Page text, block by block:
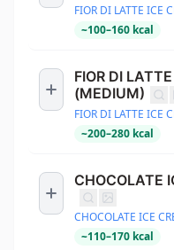
FIOR DI LATTE ICE
~100–160 kcal
FIOR DI
(MEDIUM)
FIOR DI LATTE ICE
~200–280 kcal
CHOCOLATE
CHOCOLATE ICE
~110–170 kcal